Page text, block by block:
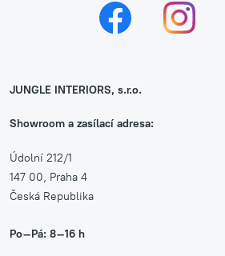
JUNGLE INTERIORS, s.r.o.
Showroom a zasílací adresa:
Údolní 212/1
147 00, Praha 4
Česká Republika
Po–Pá: 8–16 h